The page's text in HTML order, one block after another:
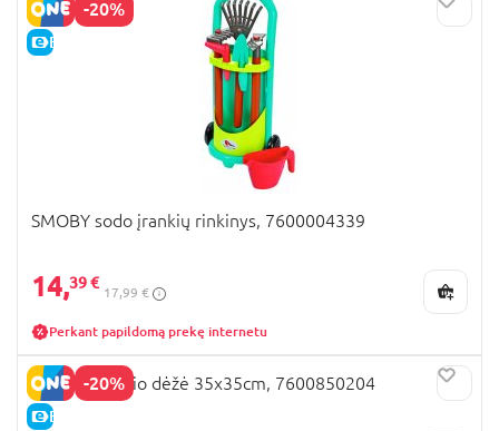
-20%
E-KAINA
SMOBY sodo įrankių rinkinys, 7600004339
14,39 €
17,99 €
Perkant papildomą prekę internetu
-20%
E-KAINA
SMOBY smėlio dėžė 35x35cm, 7600850204